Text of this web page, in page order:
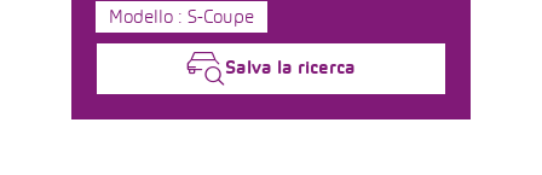
Modello : S-Coupe
Salva la ricerca